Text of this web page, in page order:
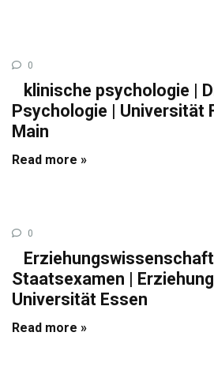
0
klinische psychologie |
Psychologie | Universität
Main
Read more »
0
Staatsexamen |
Universität Essen
Read more »